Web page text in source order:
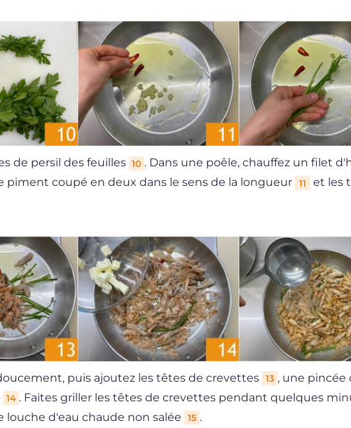
de persil des feuilles 10 . Dans une poêle, chauffez un filet
piment coupé en deux dans le sens de la longueur
11
et les
puis ajoutez les têtes de crevettes 13 , une pincée
14 . Faites griller les têtes de crevettes pendant quelques
louche d'eau chaude non salée
15 .